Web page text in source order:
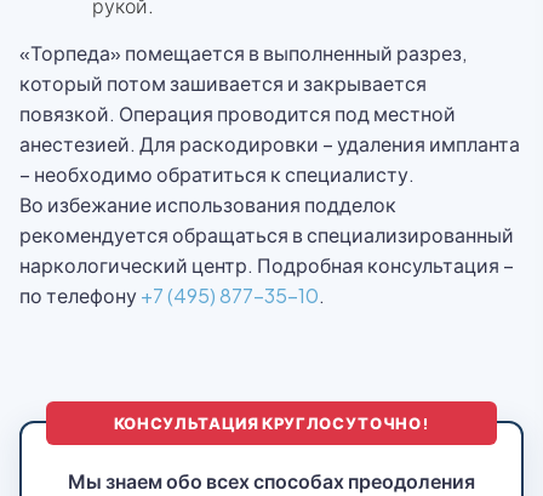
рукой.
«Торпеда» помещается в выполненный разрез,
который потом зашивается и закрывается
повязкой. Операция проводится под местной
анестезией. Для раскодировки – удаления импланта
– необходимо обратиться к специалисту.
Во избежание использования подделок
рекомендуется обращаться в специализированный
наркологический центр. Подробная консультация –
по телефону+7 (495) 877-35-10.
КОНСУЛЬТАЦИЯ КРУГЛОСУТОЧНО!
Мы знаем обо всех способах преодоления